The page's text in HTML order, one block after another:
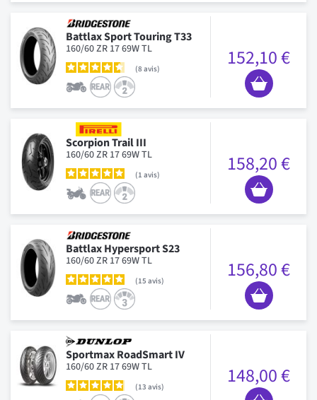
Battlax Sport Touring T33
160/60 ZR 17 69W TL
8 avis 152,10 €
Scorpion Trail III
160/60 ZR 17 69W TL
1 avis 158,20 €
Battlax Hypersport S23
160/60 ZR 17 69W TL
15 avis 156,80 €
Sportmax RoadSmart IV
160/60 ZR 17 69W TL
13 avis 148,00 €